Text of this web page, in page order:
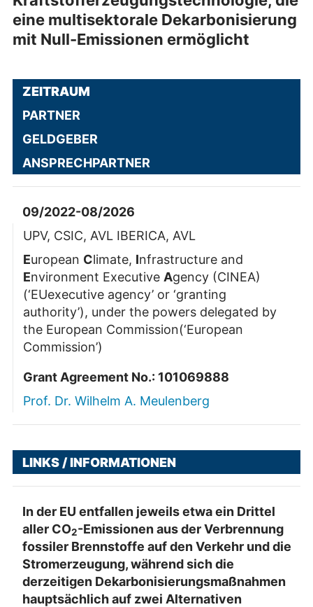
eine multisektorale Dekarbonisierung
mit Null-Emissionen ermöglicht
ZEITRAUM
PARTNER
GELDGEBER
ANSPRECHPARTNER
09/2022-08/2026
UPV, CSIC, AVL IBERICA, AVL
European Climate, Infrastructure and
Environment Executive Agency (CINEA)
(‘EUexecutive agency’ or ‘granting
authority’), under the powers delegated by
the European Commission(‘European
Commission’)
Grant Agreement No.: 101069888
Prof. Dr. Wilhelm A. Meulenberg
LINKS / INFORMATIONEN
In der EU entfallen jeweils etwa ein Drittel
aller CO2-Emissionen aus der Verbrennung
fossiler Brennstoffe auf den Verkehr und die
Stromerzeugung, während sich die
derzeitigen Dekarbonisierungsmaßnahmen
hauptsächlich auf zwei Alternativen